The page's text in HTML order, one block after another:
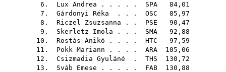
6. Lux Andrea . . . . . SPA 84,01
7. Gárdonyi Réka . . . OSC 85,97
8. Riczel Zsuzsanna . . PSE 90,47
9. Skerletz Imola . . . SMA 92,88
10. Rostás Anikó . . . . HTC 97,59
11. Pokk Mariann . . . . ARA 105,06
12. Csizmadia Gyuláné . THS 130,72
13. Sváb Emese . . . . . FAB 130,88